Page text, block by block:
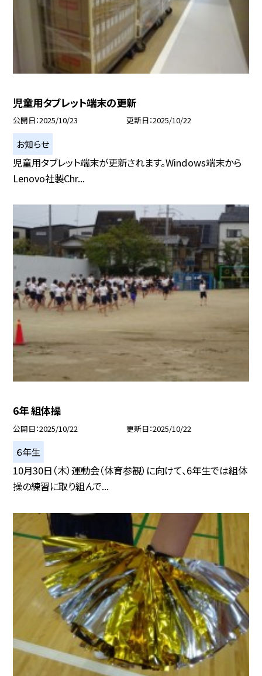
児童用タブレット端末の更新
公開日 2025/10/23 更新日 2025/10/22
お知らせ
児童用タブレット端末が更新されます。Windows端末から
Lenovo社製Chr...
6年 組体操
公開日 2025/10/22 更新日 2025/10/22
６年生
10月30日（木）運動会（体育参観）に向けて、6年生では組体
操の練習に取り組んで...